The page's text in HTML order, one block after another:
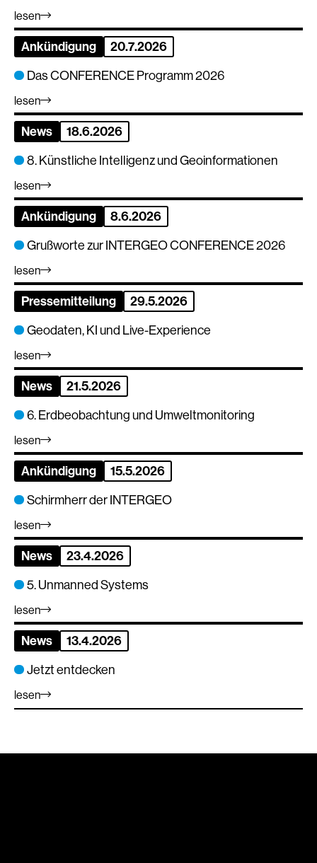
lesen
Das CONFERENCE Programm 2026
Ankündigung 20.7.2026
lesen
8. Künstliche Intelligenz und Geoinformationen
News 18.6.2026
lesen
Grußworte zur INTERGEO CONFERENCE 2026
Ankündigung 8.6.2026
lesen
Geodaten, KI und Live-Experience
Pressemitteilung 29.5.2026
lesen
6. Erdbeobachtung und Umweltmonitoring
News 21.5.2026
lesen
Schirmherr der INTERGEO
Ankündigung 15.5.2026
lesen
5. Unmanned Systems
News 23.4.2026
lesen
Jetzt entdecken
News 13.4.2026
lesen